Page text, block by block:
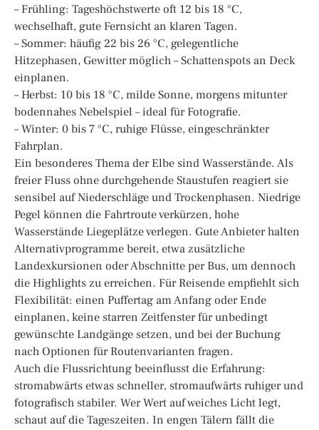
– Frühling: Tageshöchstwerte oft 12 bis 18 °C,
wechselhaft, gute Fernsicht an klaren Tagen.
– Sommer: häufig 22 bis 26 °C, gelegentliche
Hitzephasen, Gewitter möglich – Schattenspots an Deck
einplanen.
– Herbst: 10 bis 18 °C, milde Sonne, morgens mitunter
bodennahes Nebelspiel – ideal für Fotografie.
– Winter: 0 bis 7 °C, ruhige Flüsse, eingeschränkter
Fahrplan.
Ein besonderes Thema der Elbe sind Wasserstände. Als
freier Fluss ohne durchgehende Staustufen reagiert sie
sensibel auf Niederschläge und Trockenphasen. Niedrige
Pegel können die Fahrtroute verkürzen, hohe
Wasserstände Liegeplätze verlegen. Gute Anbieter halten
Alternativprogramme bereit, etwa zusätzliche
Landexkursionen oder Abschnitte per Bus, um dennoch
die Highlights zu erreichen. Für Reisende empfiehlt sich
Flexibilität: einen Puffertag am Anfang oder Ende
einplanen, keine starren Zeitfenster für unbedingt
gewünschte Landgänge setzen, und bei der Buchung
nach Optionen für Routenvarianten fragen.
Auch die Flussrichtung beeinflusst die Erfahrung:
stromabwärts etwas schneller, stromaufwärts ruhiger und
fotografisch stabiler. Wer Wert auf weiches Licht legt,
schaut auf die Tageszeiten. In engen Tälern fällt die